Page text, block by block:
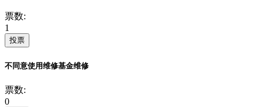
票数:
1
投票
不同意使用维修基金维修
票数:
0